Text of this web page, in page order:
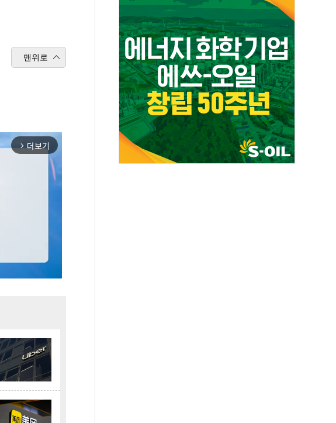
맨위로
arrow_forward_ios 더보기